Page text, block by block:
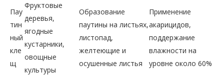
Пау
тин
ный
кле
щ
Фруктовые
деревья,
ягодные
кустарники,
овощные
культуры
Образование
паутины на листьях,
листопад,
желтеющие и
осушенные листья
Применение
акарицидов,
поддержание
влажности на
уровне около 60%